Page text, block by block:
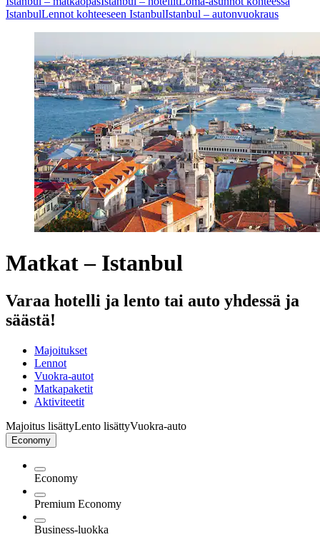
IstanbulLennot kohteeseen IstanbulIstanbul – autonvuokraus
Matkat – Istanbul
Varaa hotelli ja lento tai auto yhdessä ja
säästä!
Majoitukset
Lennot
Vuokra-autot
Matkapaketit
Aktiviteetit
Majoitus lisättyLento lisättyVuokra-auto
Economy
Economy
Premium Economy
Business-luokka